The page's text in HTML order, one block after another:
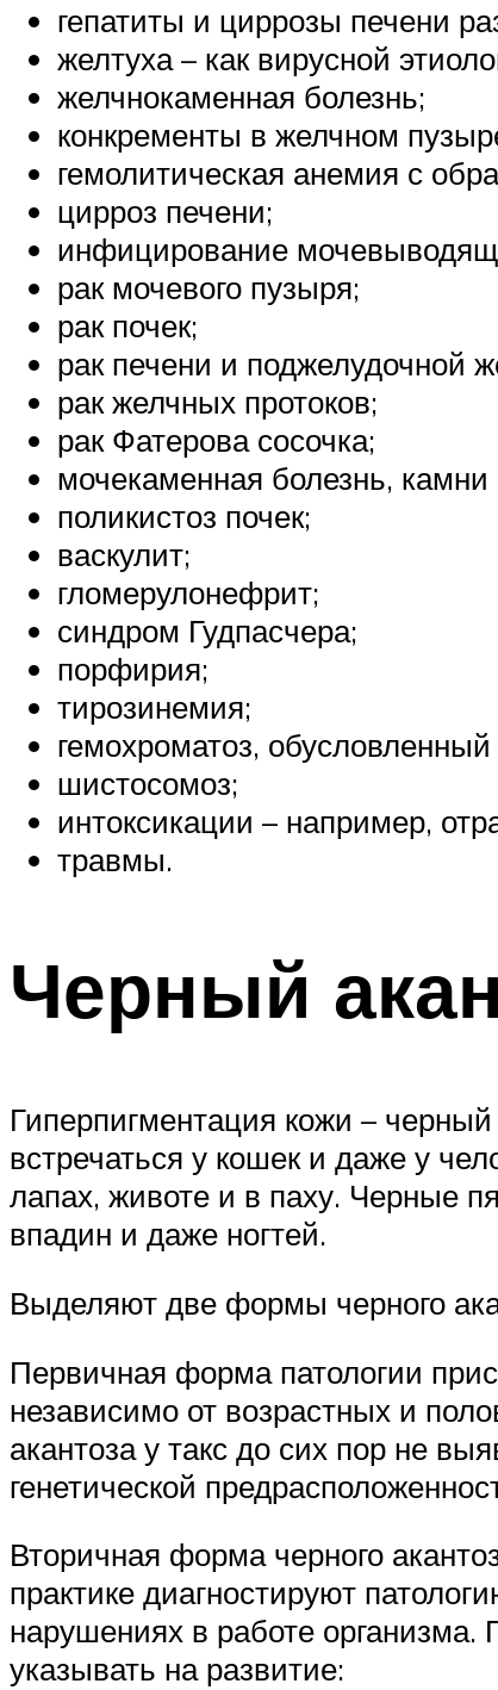
гепатиты и циррозы печени
желтуха – как вирусной
желчнокаменная болезнь;
конкременты в желчном
гемолитическая анемия с
цирроз печени;
инфицирование
рак мочевого пузыря;
рак почек;
рак печени и поджелудочной
рак желчных протоков;
рак Фатерова сосочка;
мочекаменная болезнь, камни
поликистоз почек;
васкулит;
гломерулонефрит;
синдром Гудпасчера;
порфирия;
тирозинемия;
гемохроматоз,
шистосомоз;
интоксикации – например,
травмы.
Черный
Гиперпигментация кожи –
встречаться у кошек и даже у
лапах, животе и в паху. Черные
впадин и даже ногтей.
Выделяют две формы черного
Первичная форма патологии
независимо от возрастных и
акантоза у такс до сих пор не
генетической
Вторичная форма черного
практике диагностируют
нарушениях в работе
указывать на развитие: